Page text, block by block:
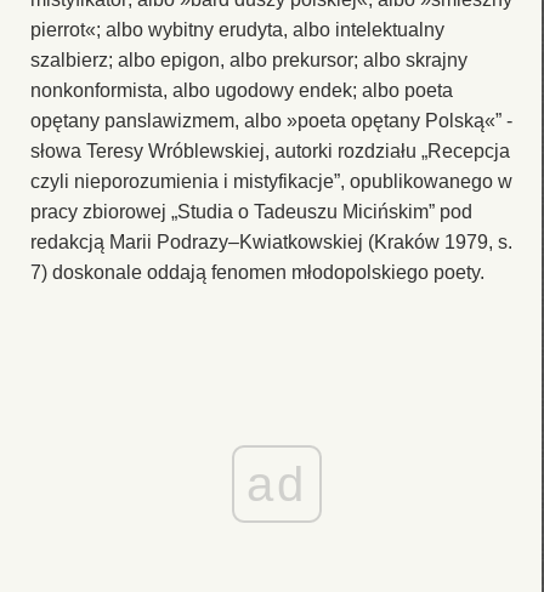
pierrot«; albo wybitny erudyta, albo intelektualny
szalbierz; albo epigon, albo prekursor; albo skrajny
nonkonformista, albo ugodowy endek; albo poeta
opętany panslawizmem, albo »poeta opętany Polską«” -
słowa Teresy Wróblewskiej, autorki rozdziału „Recepcja
czyli nieporozumienia i mistyfikacje”, opublikowanego w
pracy zbiorowej „Studia o Tadeuszu Micińskim” pod
redakcją Marii Podrazy–Kwiatkowskiej (Kraków 1979, s.
7) doskonale oddają fenomen młodopolskiego poety.
ad